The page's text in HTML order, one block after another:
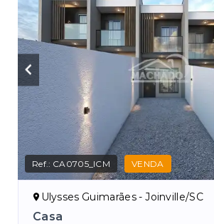
Ref.: CA0705_ICM VENDA
Ulysses Guimarães - Joinville/SC
Casa